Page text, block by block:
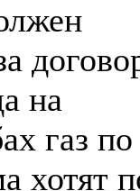
на
газ
хотят